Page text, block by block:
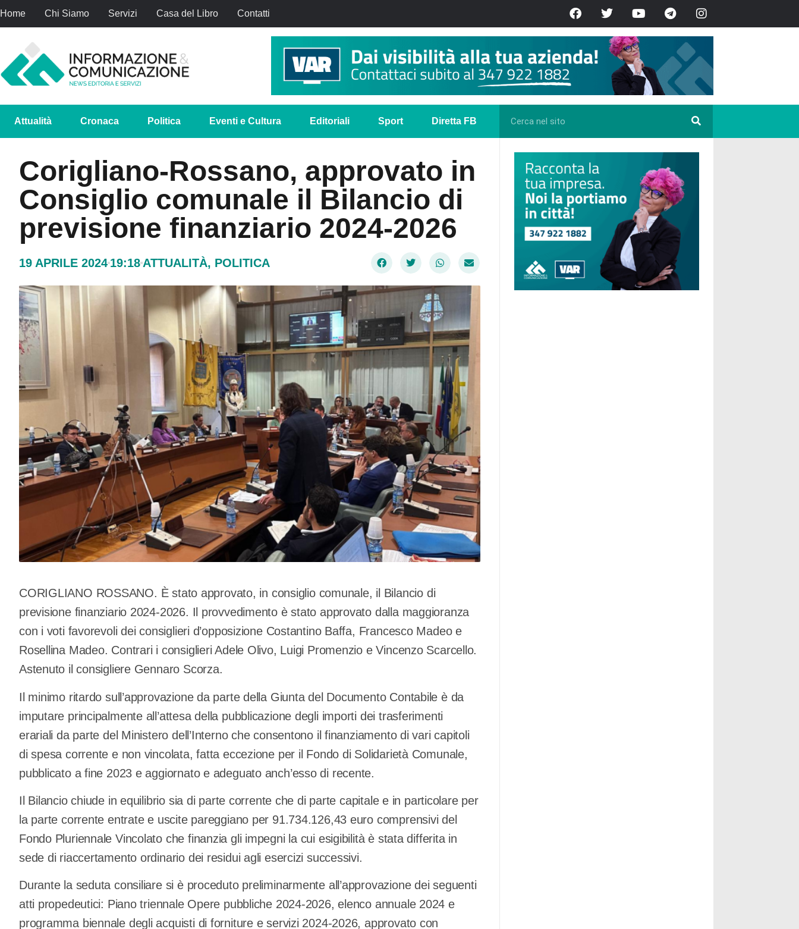
Home Chi Siamo Servizi Casa del Libro Contatti
Attualità Cronaca Politica Eventi e Cultura Editoriali Sport Diretta FB
Corigliano-Rossano, approvato in
Consiglio comunale il Bilancio di
previsione finanziario 2024-2026
19 APRILE 2024 19:18 ATTUALITÀ, POLITICA
CORIGLIANO ROSSANO. È stato approvato, in consiglio comunale, il Bilancio di
previsione finanziario 2024-2026. Il provvedimento è stato approvato dalla maggioranza
con i voti favorevoli dei consiglieri d’opposizione Costantino Baffa, Francesco Madeo e
Rosellina Madeo. Contrari i consiglieri Adele Olivo, Luigi Promenzio e Vincenzo Scarcello.
Astenuto il consigliere Gennaro Scorza.
Il minimo ritardo sull’approvazione da parte della Giunta del Documento Contabile è da
imputare principalmente all’attesa della pubblicazione degli importi dei trasferimenti
erariali da parte del Ministero dell’Interno che consentono il finanziamento di vari capitoli
di spesa corrente e non vincolata, fatta eccezione per il Fondo di Solidarietà Comunale,
pubblicato a fine 2023 e aggiornato e adeguato anch’esso di recente.
Il Bilancio chiude in equilibrio sia di parte corrente che di parte capitale e in particolare per
la parte corrente entrate e uscite pareggiano per 91.734.126,43 euro comprensivi del
Fondo Pluriennale Vincolato che finanzia gli impegni la cui esigibilità è stata differita in
sede di riaccertamento ordinario dei residui agli esercizi successivi.
Durante la seduta consiliare si è proceduto preliminarmente all’approvazione dei seguenti
atti propedeutici: Piano triennale Opere pubbliche 2024-2026, elenco annuale 2024 e
programma biennale degli acquisti di forniture e servizi 2024-2026, approvato con